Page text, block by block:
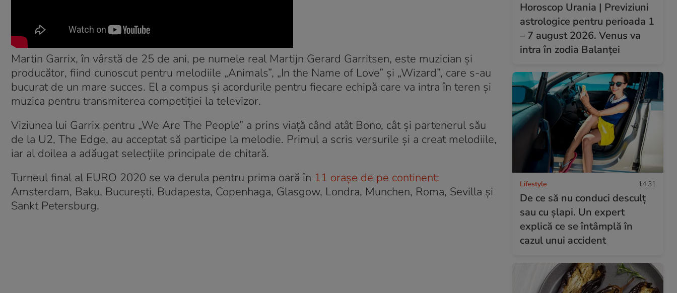
Martin Garrix, în vârstă de 25 de ani, pe numele real Martijn Gerard Garritsen, este muzician şi
producător, fiind cunoscut pentru melodiile „Animals”, „In the Name of Love” şi „Wizard”, care s-au
bucurat de un mare succes. El a compus şi acordurile pentru fiecare echipă care va intra în teren şi
muzica pentru transmiterea competiţiei la televizor.
Viziunea lui Garrix pentru „We Are The People” a prins viaţă când atât Bono, cât şi partenerul său
de la U2, The Edge, au acceptat să participe la melodie. Primul a scris versurile şi a creat melodiile,
iar al doilea a adăugat selecţiile principale de chitară.
Turneul final al EURO 2020 se va derula pentru prima oară în 11 oraşe de pe continent:
Amsterdam, Baku, Bucureşti, Budapesta, Copenhaga, Glasgow, Londra, Munchen, Roma, Sevilla şi
Sankt Petersburg.
Horoscop Urania | Previziuni
astrologice pentru perioada 1
– 7 august 2026. Venus va
intra în zodia Balanței
Lifestyle 14:31
De ce să nu conduci desculț
sau cu șlapi. Un expert
explică ce se întâmplă în
cazul unui accident